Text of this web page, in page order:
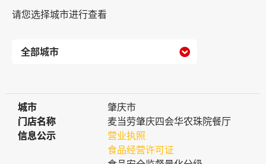
请您选择城市进行查看

城市
城市
肇庆市
门店名称
门店名称
麦当劳肇庆四会华农珠院餐厅
信息公示
信息公示
营业执照
食品经营许可证